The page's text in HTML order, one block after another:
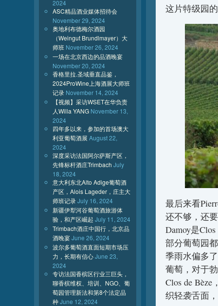
这片特级园
最后来看
还不够，还
Damoy是
部分葡萄园
季雨水偏多
葡萄，对于
Clos de
织轻袭舌面
2024
ASC精品酒业媒体招待会
November 29, 2024
奥地利布德梅尔酒园
（Weingut Brundlmayer）大
师班 November 26, 2024
一场在北京西边的品酒晚宴
November 20, 2024
香格里拉.圣域垂直品鉴，
2024ProWine上海酒展大师班
记录 November 14, 2024
【视频】采访WSET在华负责
人Willa YANG November 13,
2024
四年多以来，参加的首场澳大
利亚葡萄酒展 August 22,
2024
深度采访法国阿尔萨斯产区，
先锋标杆酒庄Trimbach July
18, 2024
意大利东北Alto Adige葡萄酒
产区，Alois Lageder，庄主大
师班记录July 16, 2024
新疆伊犁河谷葡萄酒旅游体
验，和产区崛起 July 11, 2024
Trimbach酒庄中国行，北京品
酒晚宴June 26, 2024
波尔多葡萄酒直面短期市场压
力，长期有信心June 23,
2024
专访法国香槟区行业三巨头，
聊香槟维权、培训、NGO、葡
萄园管理新法和第8个法定品
种June 12, 2024